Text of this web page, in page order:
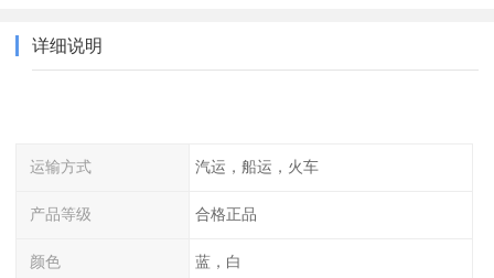
详细说明
运输方式 汽运，船运，火车
产品等级 合格正品
颜色 蓝，白